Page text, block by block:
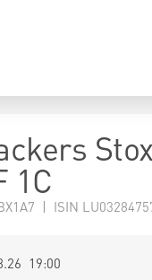
1C
| ISIN
19:00